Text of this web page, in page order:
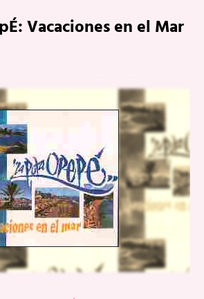
Vacaciones en el Mar